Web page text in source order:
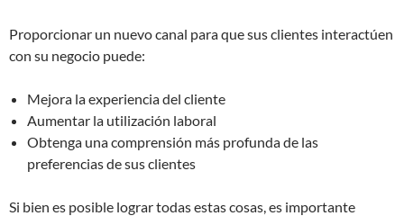
Proporcionar un nuevo canal para que sus clientes interactúen
con su negocio puede:
Mejora la experiencia del cliente
Aumentar la utilización laboral
Obtenga una comprensión más profunda de las
preferencias de sus clientes
Si bien es posible lograr todas estas cosas, es importante